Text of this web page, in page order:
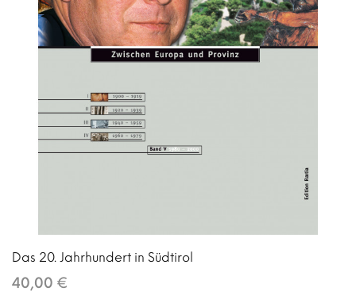
Das 20. Jahrhundert in Südtirol
40,00 €